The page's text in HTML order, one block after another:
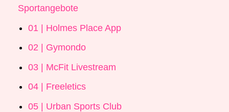
Sportangebote
01 | Holmes Place App
02 | Gymondo
03 | McFit Livestream
04 | Freeletics
05 | Urban Sports Club